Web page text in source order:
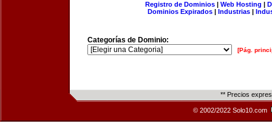
Registro de Dominios| Web Hosting |
Dominios Expirados | Industrias |
Categorías de Dominio:
[Pág.
** Precios
© 2002/2022 Solo10.com